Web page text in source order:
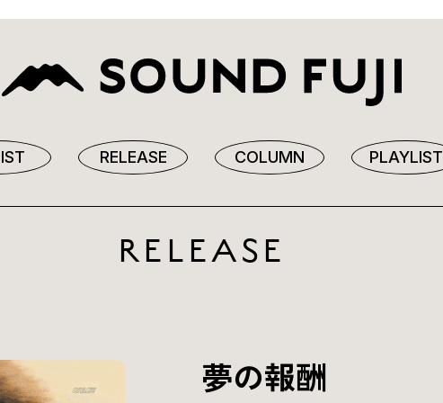
RELEASE COLUMN PLAYLIST
RELEASE
夢の報酬